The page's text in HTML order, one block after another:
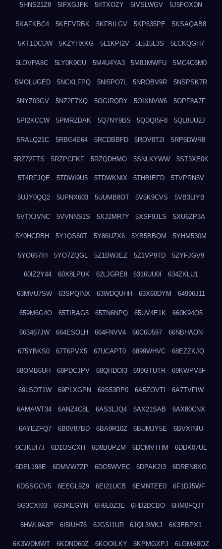
5HNS21Z8 5IFXGJFK 5IITXOZY 5IVSLWGV 5J5FOXDN
5KAFKBC4 5KEFVRBK 5KFBILGV 5KP635PE 5KSAQAB8
5KT1DCUW 5KZYHXKG 5L1KPI2V 5L515L3S 5LCKQGH7
5LOVPA8C 5LY0K9GU 5M4U4YA3 5M8JMWFU 5MC4C6M0
5MOLUGED 5NCKLFPQ 5NI5PO7L 5NROBV9R 5NSPSK7R
5NYZ03GV 5NZ2F7XQ 5OGIRQDY 5OIXNVW6 5OPF8A7F
5PI2KCCW 5PMRZDAK 5Q7NY9BS 5QDQI5F8 5QL8UU2J
5RALQ21C 5RBG4E64 5RCDBBFD 5ROV8T2I 5RP6DWR8
5RZ72FTS 5RZPCFKF 5RZQDHMO 5SNLKYWW 5ST3XE0K
5T4RFJQE 5TDWI9U5 5TDWKNIX 5THBIEFD 5TVPRN5V
5UJY0QQ2 5UPNX603 5UUMB8OT 5V5K9CVS 5VB3LIYB
5VTXJVNC 5VVNNS1S 5XJ2MR7Y 5XSF9JLS 5XU6ZP3A
5Y0HCRBH 5Y1QS60T 5Y86UZX6 5YB5BBQM 5YHM530M
5YO667IH 5YO7ZQGL 5Z1BWJEZ 5Z1VP9TD 5ZYFJGV9
60IZ2Y44 60X8LPUK 62LJGRE8 6316UU0I 634ZKLU1
63MVU7SW 63SPQINX 63WDQUHH 63X60DYM 64996J11
659M6G4O 65TIBAG5 65TN6NPQ 65UV4E1K 660K94O5
663467JW 664ESOLH 664FNVV4 66C6U597 66NBHAON
675YBKS0 67T6PVX5 67UCAPT0 6899WHVC 68EZZKJQ
68OMB6UH 68PDCJPV 68QHDOI3 699GTUTR 69KWPV8F
69LSOT1W 69PLXGPN 69S53RP0 6A5ZOVTI 6A7TVFIW
6AMAWT34 6ANZ4C8L 6AS3LJQ4 6AX21SAB 6AX80CNX
6AYEZFQ7 6B0V87BD 6BA9R10Z 6BUMJY5E 6BVXINIU
6CJKUI7J 6D1OSCXH 6D8BUPZM 6DCMVTHM 6DDK07UL
6DEL198E 6DMVW7ZP 6DO5WVEC 6DPAK2I3 6DREN8XO
6DSSGCV5 6EEGL9Z9 6EI21UCB 6EMNTEE0 6F1DJ5WF
6G3CXI93 6G3KEGYN 6H6L0Z3E 6HD2DCBO 6HM0FQJT
6HWL9A3P 6I5IUH76 6JGSI1UR 6JQL3WKJ 6K3EBPX1
6K3WDMWT 6KDND60Z 6KOOILKY 6KPMGXPJ 6LGMA8OZ